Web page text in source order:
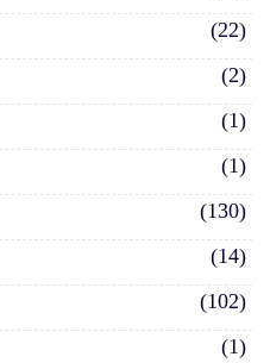
(22)
(2)
(1)
(1)
(130)
(14)
(102)
(1)